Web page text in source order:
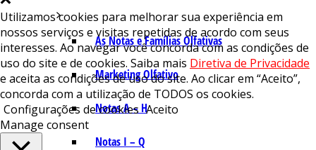
As Notas e Famílias Olfativas
Marketing Olfativo
Notas A – H
Notas I – Q
Utilizamos cookies para melhorar sua experiência em
nossos serviços e visitas repetidas de acordo com seus
interesses. Ao navegar você concorda com as condições de
uso do site e de cookies. Saiba mais Diretiva de Privacidade
e aceita as condições de uso do site. Ao clicar em “Aceito”,
concorda com a utilização de TODOS os cookies.
Configurações de cookies Aceito
Manage consent